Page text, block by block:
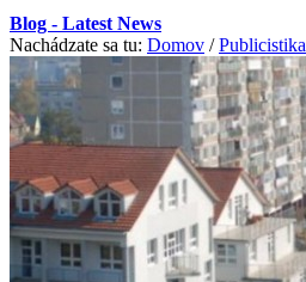
O Malackách
Blog - Latest News
Nachádzate sa tu: Domov / Publicistika